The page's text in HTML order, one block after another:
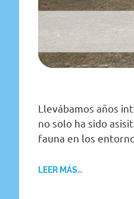
Llevábamos años
no solo ha sido
fauna en los
LEER MÁS…